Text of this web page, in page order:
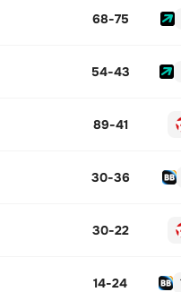
68-75
54-43
89-41
30-36
30-22
14-24